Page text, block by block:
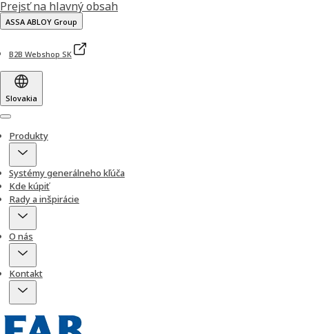
Prejsť na hlavný obsah
ASSA ABLOY Group
B2B Webshop SK
Slovakia
Menu
Produkty
Systémy generálneho kľúča
Kde kúpiť
Rady a inšpirácie
O nás
Kontakt